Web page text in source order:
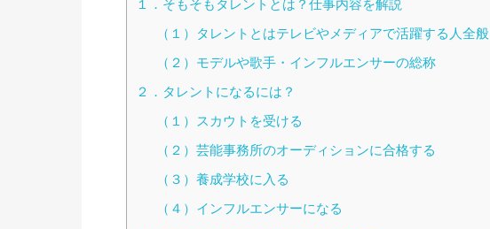
１．そもそもタレントとは？仕事内容を解説
（１）タレントとはテレビやメディアで活躍する人全般
（２）モデルや歌手・インフルエンサーの総称
２．タレントになるには？
（１）スカウトを受ける
（２）芸能事務所のオーディションに合格する
（３）養成学校に入る
（４）インフルエンサーになる